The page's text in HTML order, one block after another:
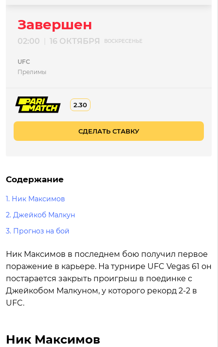
Завершен
02:00 16 ОКТЯБРЯ ВОСКРЕСЕНЬЕ
UFC
Прелимы
2.30
СДЕЛАТЬ СТАВКУ
Содержание
1. Ник Максимов
2. Джейкоб Малкун
3. Прогноз на бой
Ник Максимов в последнем бою получил первое
поражение в карьере. На турнире UFC Vegas 61 он
постарается закрыть проигрыш в поединке с
Джейкобом Малкуном, у которого рекорд 2-2 в
UFC.
Ник Максимов